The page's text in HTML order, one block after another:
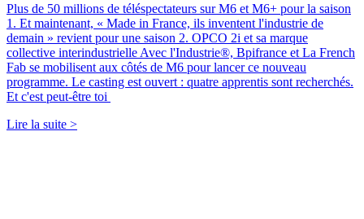
Plus de 50 millions de téléspectateurs sur M6 et M6+ pour la saison
1. Et maintenant, « Made in France, ils inventent l'industrie de
demain » revient pour une saison 2. OPCO 2i et sa marque
collective interindustrielle Avec l'Industrie®, Bpifrance et La French
Fab se mobilisent aux côtés de M6 pour lancer ce nouveau
programme. Le casting est ouvert : quatre apprentis sont recherchés.
Et c'est peut-être toi
Lire la suite >